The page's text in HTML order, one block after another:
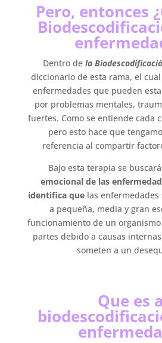
Pero, entonces
Dentro de la
diccionario de esta rama, el
enfermedades que pueden
por problemas mentales,
fuertes. Como se entiende cada
pero esto hace que
referencia al compartir
Bajo esta terapia se
emocional de las
identifica que las
a pequeña, media y gran
funcionamiento de un
partes debido a causas
someten a un
Que es